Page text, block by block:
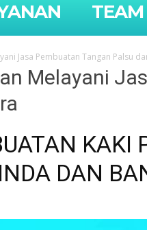
TEAM
Jasa Pembuatan Tangan Palsu
Melayani
KAKI
DAN